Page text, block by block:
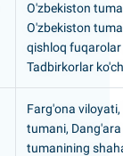
O'zbekiston
O'zbekiston
qishloq
Tadbirkorlar
Farg'ona
tumani, Dang'ara
tumanining